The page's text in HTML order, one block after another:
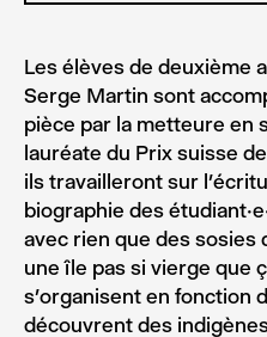
Les élèves de deuxième
Serge Martin sont
pièce par la metteure en
lauréate du Prix suisse
ils travailleront sur
biographie des
avec rien que des sosies
une île pas si vierge que
s’organisent en fonction
découvrent des